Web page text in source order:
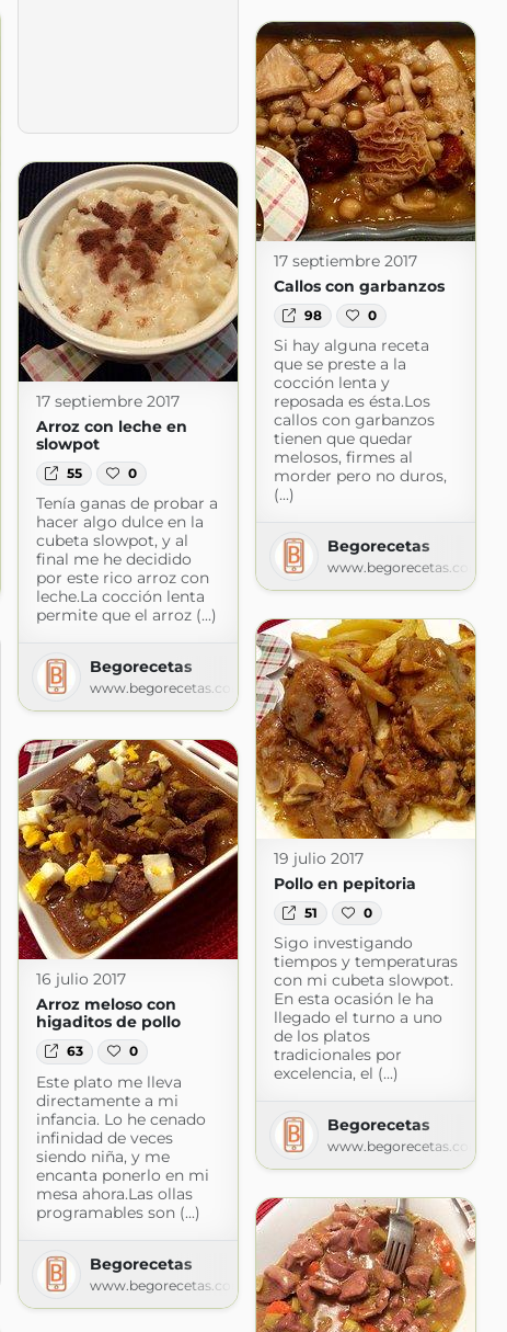
17 septiembre 2017
Callos con garbanzos
98 0
Si hay alguna receta
que se preste a la
cocción lenta y
reposada es ésta.Los
callos con garbanzos
tienen que quedar
melosos, firmes al
morder pero no duros,
(...)
Begorecetas
www.begorecetas.com
17 septiembre 2017
Arroz con leche en
slowpot
55 0
Tenía ganas de probar a
hacer algo dulce en la
cubeta slowpot, y al
final me he decidido
por este rico arroz con
leche.La cocción lenta
permite que el arroz (...)
Begorecetas
www.begorecetas.com
19 julio 2017
Pollo en pepitoria
51 0
Sigo investigando
tiempos y temperaturas
con mi cubeta slowpot.
En esta ocasión le ha
llegado el turno a uno
de los platos
tradicionales por
excelencia, el (...)
Begorecetas
www.begorecetas.com
16 julio 2017
Arroz meloso con
higaditos de pollo
63 0
Este plato me lleva
directamente a mi
infancia. Lo he cenado
infinidad de veces
siendo niña, y me
encanta ponerlo en mi
mesa ahora.Las ollas
programables son (...)
Begorecetas
www.begorecetas.com